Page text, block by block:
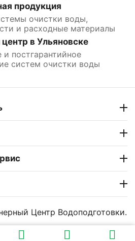
продукция
очистки воды,
и расходные материалы
в Ульяновске
и постгарантийное
систем очистки воды
Центр Водоподготовки.